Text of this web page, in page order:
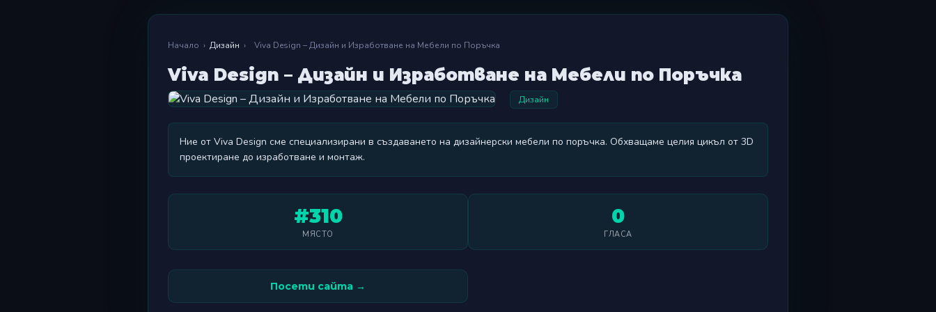
Начало › Дизайн › Viva Design – Дизайн и Изработване на Мебели по Поръчка
Viva Design – Дизайн и Изработване на Мебели по Поръчка
Дизайн
Ние от Viva Design сме специализирани в създаването на дизайнерски мебели по поръчка. Обхващаме целия цикъл от 3D
проектиране до изработване и монтаж.
#310
МЯСТО
0
ГЛАСА
Посети сайта →